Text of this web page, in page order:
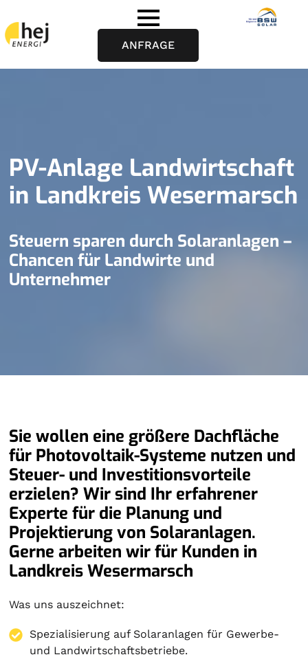
ANFRAGE
PV-Anlage Landwirtschaft
in Landkreis Wesermarsch
Steuern sparen durch Solaranlagen –
Chancen für Landwirte und
Unternehmer
Sie wollen eine größere Dachfläche
für Photovoltaik-Systeme nutzen und
Steuer- und Investitionsvorteile
erzielen? Wir sind Ihr erfahrener
Experte für die Planung und
Projektierung von Solaranlagen.
Gerne arbeiten wir für Kunden in
Landkreis Wesermarsch
Was uns auszeichnet:
Spezialisierung auf Solaranlagen für Gewerbe-
und Landwirtschaftsbetriebe.